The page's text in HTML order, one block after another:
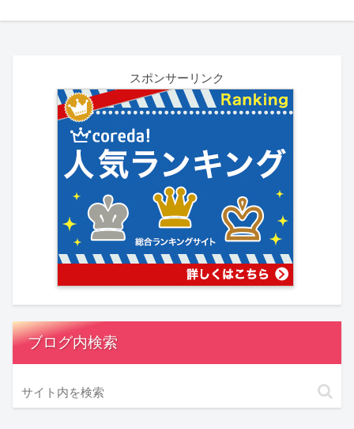
スポンサーリンク
ブログ内検索